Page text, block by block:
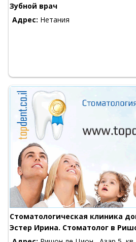
Зубной врач
Адрес: Нетания
Стоматологическая клиника
Эстер Ирина. Стоматолог в